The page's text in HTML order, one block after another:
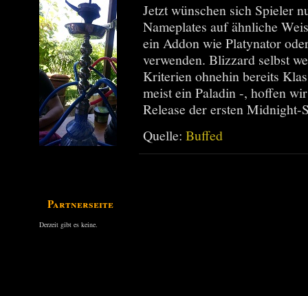
Partnerseiten
Derzeit gibt es keine.
Jetzt wünschen sich Spieler
Nameplates auf ähnliche
ein Addon wie Platynator
verwenden. Blizzard selbst
Kriterien ohnehin bereits
meist ein Paladin -, hoffen
Release der ersten
Quelle: Buffed